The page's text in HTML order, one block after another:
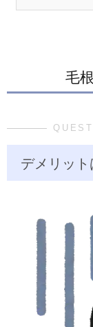
毛
デメリット